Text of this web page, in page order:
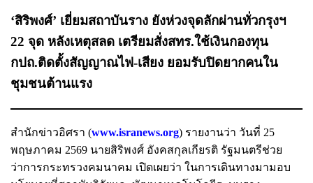
‘สิริพงศ์’ เยี่ยมสถาบันราง ยังห่วงจุดลักผ่านทั่วกรุงฯ
22 จุด หลังเหตุสลด เตรียมสั่งสทร.ใช้เงินกองทุน
กปถ.ติดตั้งสัญญาณไฟ-เสียง ยอมรับปิดยากคนใน
ชุมชนต้านแรง
สำนักข่าวอิศรา (www.isranews.org) รายงานว่า วันที่ 25
พฤษภาคม 2569 นายสิริพงศ์ อังคสกุลเกียรติ รัฐมนตรีช่วย
ว่าการกระทรวงคมนาคม เปิดเผยว่า ในการเดินทางมามอบ